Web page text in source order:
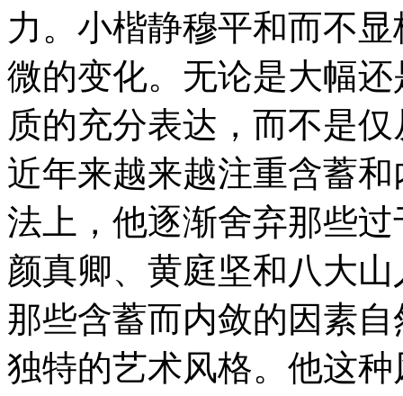
力。小楷静穆平和而不
微的变化。无论是大幅
质的充分表达，而不是
近年来越来越注重含蓄
法上，他逐渐舍弃那些
颜真卿、黄庭坚和八大
那些含蓄而内敛的因素
独特的艺术风格。他这